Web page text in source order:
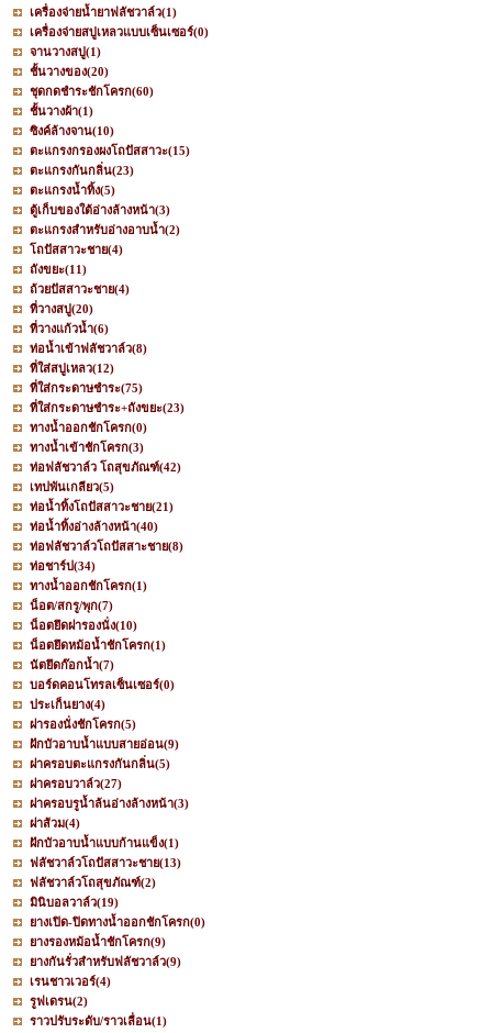
เครื่องจ่ายน้ำยาฟลัชวาล์ว(1)
เครื่องจ่ายสบู่เหลวแบบเซ็นเซอร์(0)
จานวางสบู่(1)
ชั้นวางของ(20)
ชุดกดชำระชักโครก(60)
ชั้นวางผ้า(1)
ซิงค์ล้างจาน(10)
ตะแกรงกรองผงโถปัสสาวะ(15)
ตะแกรงกันกลิ่น(23)
ตะแกรงน้ำทิ้ง(5)
ตู้เก็บของใต้อ่างล้างหน้า(3)
ตะแกรงสำหรับอ่างอาบน้ำ(2)
โถปัสสาวะชาย(4)
ถังขยะ(11)
ถ้วยปัสสาวะชาย(4)
ที่วางสบู่(20)
ที่วางแก้วน้ำ(6)
ท่อน้ำเข้าฟลัชวาล์ว(8)
ที่ใส่สบู่เหลว(12)
ที่ใส่กระดาษชำระ(75)
ที่ใส่กระดาษชำระ+ถังขยะ(23)
ทางน้ำออกชักโครก(0)
ทางน้ำเข้าชักโครก(3)
ท่อฟลัชวาล์ว โถสุขภัณฑ์(42)
เทปพันเกลียว(5)
ท่อน้ำทิ้งโถปัสสาวะชาย(21)
ท่อน้ำทิ้งอ่างล้างหน้า(40)
ท่อฟลัชวาล์วโถปัสสาะชาย(8)
ท่อชาร์ป(34)
ทางน้ำออกชักโครก(1)
น็อต/สกรู/พุก(7)
น็อตยึดฝารองนั่ง(10)
น็อตยึดหม้อน้ำชักโครก(1)
นัตยึดก๊อกน้ำ(7)
บอร์ดคอนโทรลเซ็นเซอร์(0)
ประเก็นยาง(4)
ฝารองนั่งชักโครก(5)
ฝักบัวอาบน้ำแบบสายอ่อน(9)
ฝาครอบตะแกรงกันกลิ่น(5)
ฝาครอบวาล์ว(27)
ฝาครอบรูน้ำล้นอ่างล้างหน้า(3)
ฝาส้วม(4)
ฝักบัวอาบน้ำแบบก้านแข็ง(1)
ฟลัชวาล์วโถปัสสาวะชาย(13)
ฟลัชวาล์วโถสุขภัณฑ์(2)
มินิบอลวาล์ว(19)
ยางเปิด-ปิดทางน้ำออกชักโครก(0)
ยางรองหม้อน้ำชักโครก(9)
ยางกันรั่วสำหรับฟลัชวาล์ว(9)
เรนชาวเวอร์(4)
รูฟเดรน(2)
ราวปรับระดับ/ราวเลื่อน(1)